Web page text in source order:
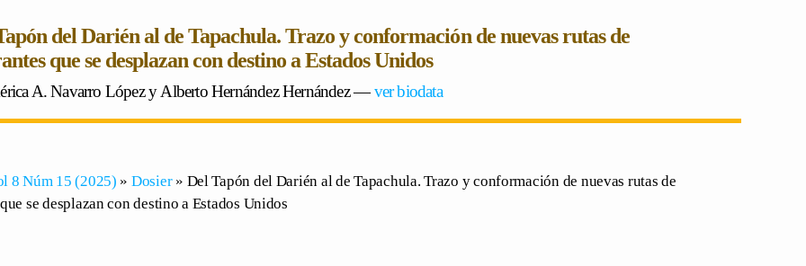
del Darién al de Tapachula. Trazo y conformación de nuevas rutas de
que se desplazan con destino a Estados Unidos
A. Navarro LópezyAlberto Hernández Hernández―ver biodata
8 Núm 15 (2025) » Dosier» Del Tapón del Darién al de Tapachula. Trazo y conformación de nuevas rutas de
se desplazan con destino a Estados Unidos